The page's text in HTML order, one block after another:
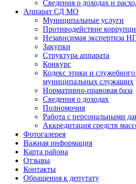
Сведения о доходах и
Аппарат СД МО
Муниципальные услуги
Противодействие
Независимая экспертиза
Закупки
Структура аппарата
Конкурс
Кодекс этики и
муниципальных служащих
Нормативно-правовая база
Сведения о доходах
Полномочия
Работа с персональными
Аккредитация средств
Фотогалерея
Важная информация
Карта района
Отзывы
Контакты
Обращения к депутату